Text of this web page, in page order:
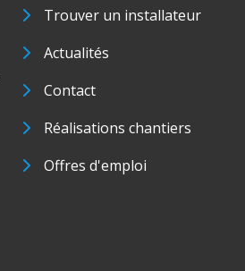
Trouver un installateur
Actualités
Contact
Réalisations chantiers
Offres d'emploi